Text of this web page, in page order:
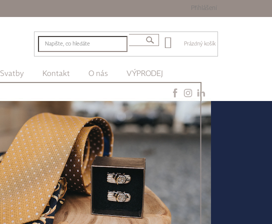
Přihlášení
Prázdný košík
Svatby Kontakt O nás VÝPRODEJ